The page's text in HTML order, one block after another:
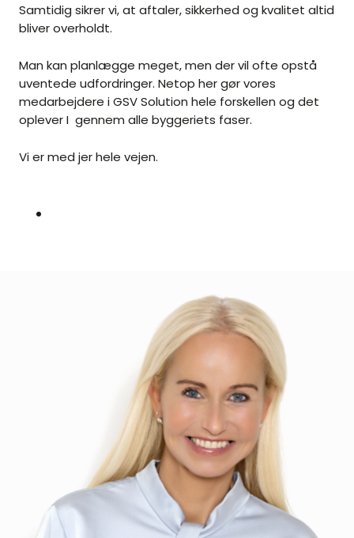
Samtidig sikrer vi, at aftaler, sikkerhed og kvalitet altid
bliver overholdt.
Man kan planlægge meget, men der vil ofte opstå
uventede udfordringer. Netop her gør vores
medarbejdere i GSV Solution hele forskellen og det
oplever I gennem alle byggeriets faser.
Vi er med jer hele vejen.